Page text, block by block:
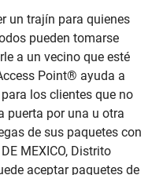
un trajín para quienes
pueden tomarse
a un vecino que esté
Point® ayuda a
los clientes que no
puerta por una u otra
de sus paquetes con
MEXICO, Distrito
aceptar paquetes de